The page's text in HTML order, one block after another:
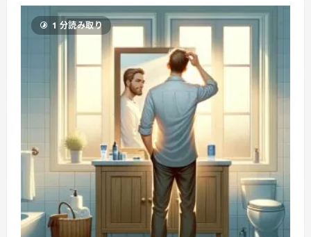
ン
育
毛
剤
の
魅
力
イ
や
か
な
髪
る
1 分読み取り